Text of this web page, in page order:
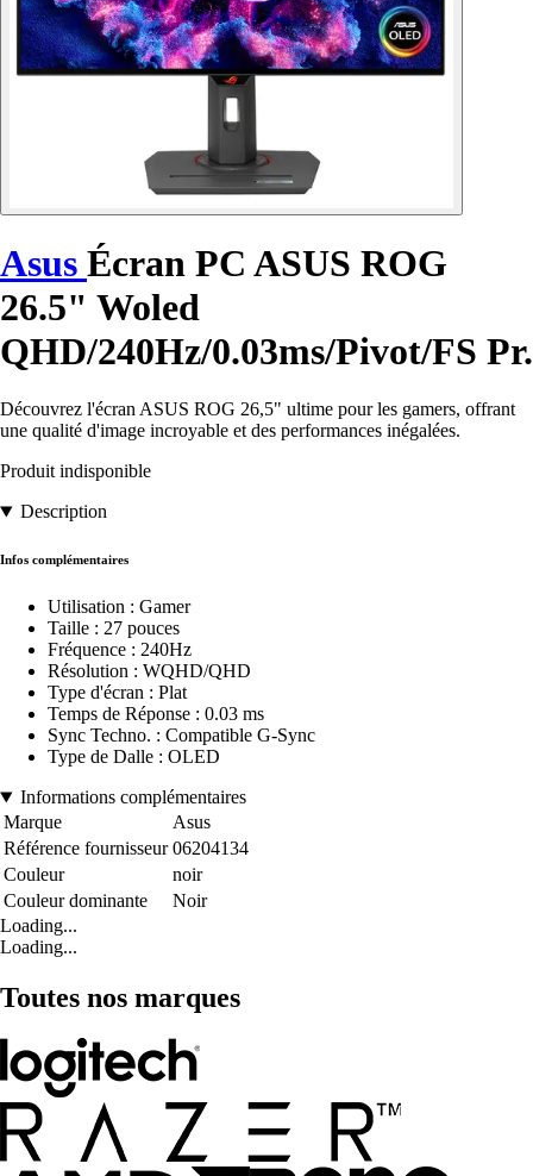
Asus Écran PC ASUS ROG
26.5" Woled
QHD/240Hz/0.03ms/Pivot/FS Pr.
Découvrez l'écran ASUS ROG 26,5" ultime pour les gamers, offrant
une qualité d'image incroyable et des performances inégalées.
Produit indisponible
Description
Infos complémentaires
Utilisation : Gamer
Taille : 27 pouces
Fréquence : 240Hz
Résolution : WQHD/QHD
Type d'écran : Plat
Temps de Réponse : 0.03 ms
Sync Techno. : Compatible G-Sync
Type de Dalle : OLED
Informations complémentaires
Marque
Asus
Référence fournisseur 06204134
Couleur
noir
Couleur dominante
Noir
Loading...
Loading...
Toutes nos marques